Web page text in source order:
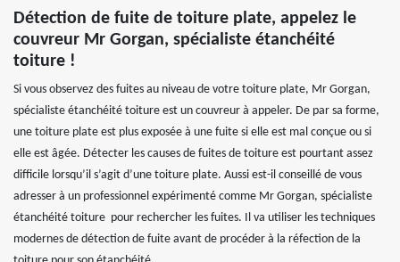
Détection de fuite de toiture plate, appelez le
couvreur Mr Gorgan, spécialiste étanchéité
toiture !
Si vous observez des fuites au niveau de votre toiture plate, Mr Gorgan,
spécialiste étanchéité toiture est un couvreur à appeler. De par sa forme,
une toiture plate est plus exposée à une fuite si elle est mal conçue ou si
elle est âgée. Détecter les causes de fuites de toiture est pourtant assez
difficile lorsqu’il s’agit d’une toiture plate. Aussi est-il conseillé de vous
adresser à un professionnel expérimenté comme Mr Gorgan, spécialiste
étanchéité toiture pour rechercher les fuites. Il va utiliser les techniques
modernes de détection de fuite avant de procéder à la réfection de la